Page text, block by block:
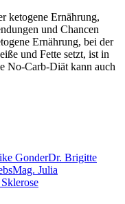
ketogene Ernährung,
und Chancen
Ernährung, bei der
und Fette setzt, ist in
No-Carb-Diät kann auch
GonderDr. Brigitte
Mag. Julia